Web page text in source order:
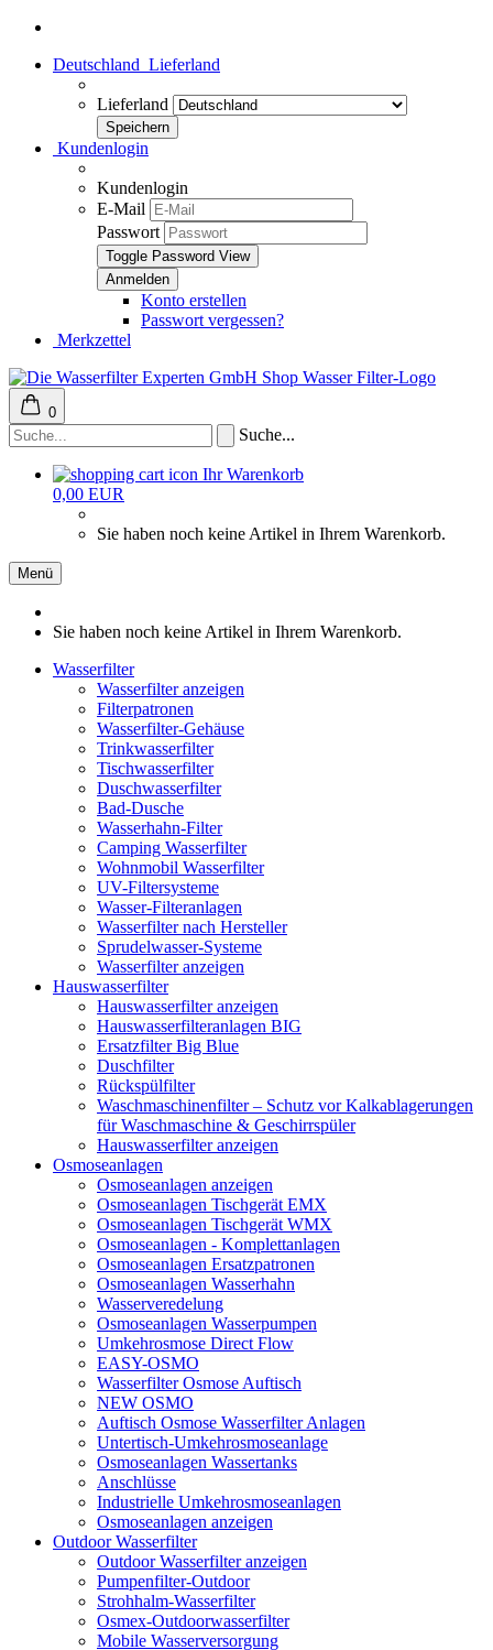
Deutschland Lieferland
Lieferland
Kundenlogin
Kundenlogin
E-Mail
Passwort
Toggle Password View
Konto erstellen
Passwort vergessen?
Merkzettel
0
Suche...
Ihr Warenkorb
0,00 EUR
Sie haben noch keine Artikel in Ihrem Warenkorb.
Menü
Sie haben noch keine Artikel in Ihrem Warenkorb.
Wasserfilter
Wasserfilter anzeigen
Filterpatronen
Wasserfilter-Gehäuse
Trinkwasserfilter
Tischwasserfilter
Duschwasserfilter
Bad-Dusche
Wasserhahn-Filter
Camping Wasserfilter
Wohnmobil Wasserfilter
UV-Filtersysteme
Wasser-Filteranlagen
Wasserfilter nach Hersteller
Sprudelwasser-Systeme
Wasserfilter anzeigen
Hauswasserfilter
Hauswasserfilter anzeigen
Hauswasserfilteranlagen BIG
Ersatzfilter Big Blue
Duschfilter
Rückspülfilter
Waschmaschinenfilter – Schutz vor Kalkablagerungen
für Waschmaschine & Geschirrspüler
Hauswasserfilter anzeigen
Osmoseanlagen
Osmoseanlagen anzeigen
Osmoseanlagen Tischgerät EMX
Osmoseanlagen Tischgerät WMX
Osmoseanlagen - Komplettanlagen
Osmoseanlagen Ersatzpatronen
Osmoseanlagen Wasserhahn
Wasserveredelung
Osmoseanlagen Wasserpumpen
Umkehrosmose Direct Flow
EASY-OSMO
Wasserfilter Osmose Auftisch
NEW OSMO
Auftisch Osmose Wasserfilter Anlagen
Untertisch-Umkehrosmoseanlage
Osmoseanlagen Wassertanks
Anschlüsse
Industrielle Umkehrosmoseanlagen
Osmoseanlagen anzeigen
Outdoor Wasserfilter
Outdoor Wasserfilter anzeigen
Pumpenfilter-Outdoor
Strohhalm-Wasserfilter
Osmex-Outdoorwasserfilter
Mobile Wasserversorgung